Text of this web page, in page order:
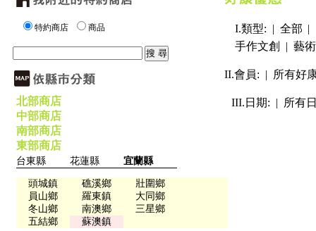
特約商店 商品
北部商店
中部商店
南部商店
東部商店
台東縣 花蓮縣 宜蘭縣
頭城鎮 礁溪鄉
壯圍鄉
員山鄉
羅東鎮
大同鄉
冬山鄉
南澳鄉
三星鄉
五結鄉
蘇澳鎮
I.類型: | 全部 |
手作文創
| 藝
II.會員: | 所有好
III.日期: | 所有